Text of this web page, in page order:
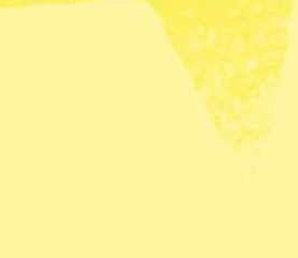
beroende på storlek. Största
Priset för det inkl tillgång till allt
och lummig del av Södermalm
200 m från lokalen.